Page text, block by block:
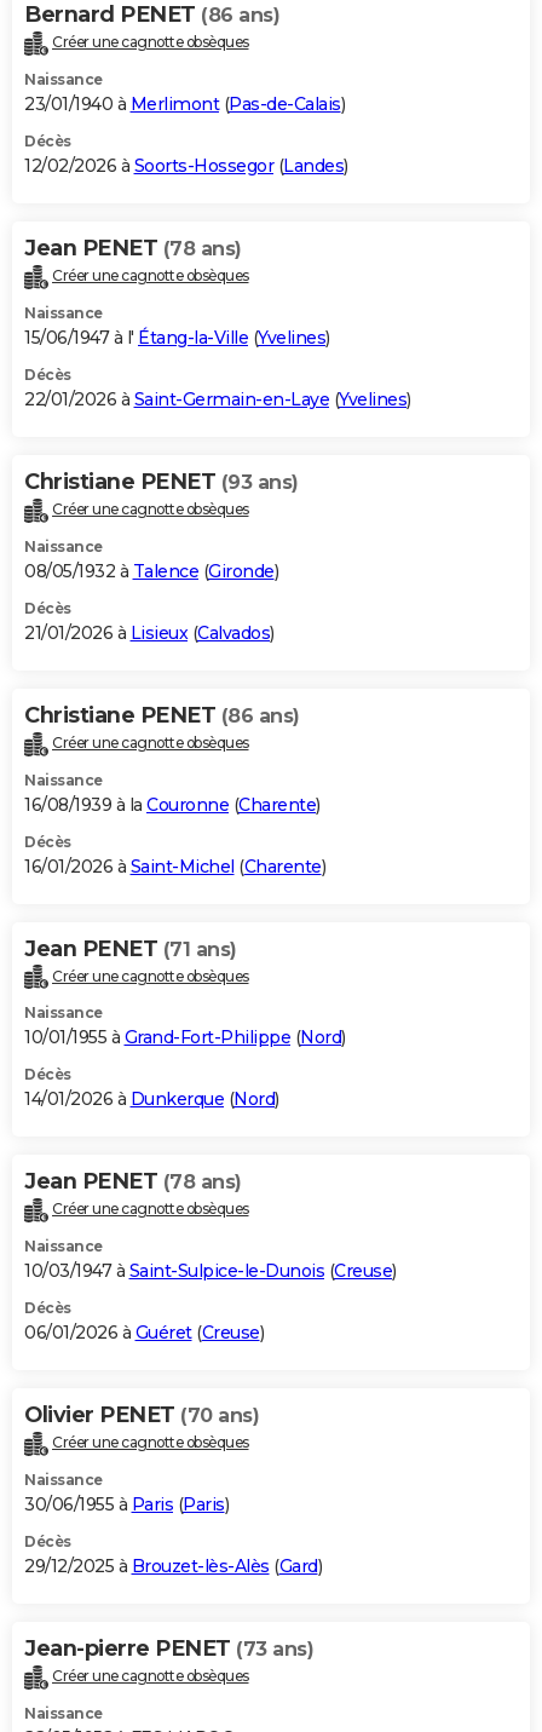
Bernard PENET (86 ans)
Créer une cagnotte obsèques
Naissance
23/01/1940 à Merlimont(Pas-de-Calais)
Décès
12/02/2026 à Soorts-Hossegor(Landes)
Jean PENET (78 ans)
Créer une cagnotte obsèques
Naissance
15/06/1947 à l' Étang-la-Ville (Yvelines)
Décès
22/01/2026 à Saint-Germain-en-Laye (Yvelines)
Christiane PENET (93 ans)
Créer une cagnotte obsèques
Naissance
08/05/1932 à Talence (Gironde)
Décès
21/01/2026 à Lisieux(Calvados)
Christiane PENET (86 ans)
Créer une cagnotte obsèques
Naissance
16/08/1939 à la Couronne (Charente)
Décès
16/01/2026 à Saint-Michel (Charente)
Jean PENET (71 ans)
Créer une cagnotte obsèques
Naissance
10/01/1955 à Grand-Fort-Philippe (Nord)
Décès
14/01/2026 à Dunkerque (Nord)
Jean PENET (78 ans)
Créer une cagnotte obsèques
Naissance
10/03/1947 à Saint-Sulpice-le-Dunois (Creuse)
Décès
06/01/2026 à Guéret(Creuse)
Olivier PENET (70 ans)
Créer une cagnotte obsèques
Naissance
30/06/1955 à Paris (Paris)
Décès
29/12/2025 à Brouzet-lès-Alès (Gard)
Jean-pierre PENET (73 ans)
Créer une cagnotte obsèques
Naissance